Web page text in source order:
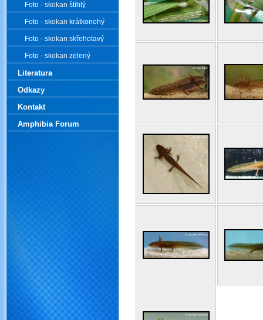
Foto - skokan štíhlý
Foto - skokan krátkonohý
Foto - skokan skřehotavý
Foto - skokan zelený
Literatura
Odkazy
Kontakt
Amphibia Forum